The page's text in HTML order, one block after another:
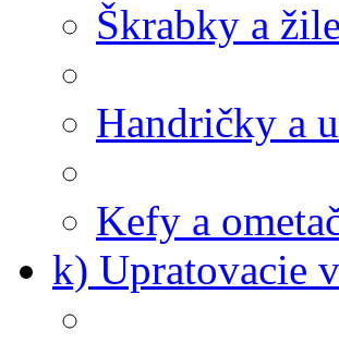
Škrabky a
Handričky a
Kefy a
k) Upratovacie